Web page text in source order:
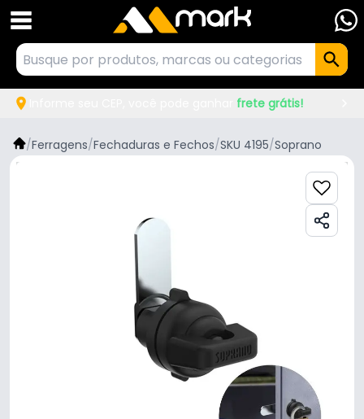
frete grátis!
/Ferragens/Fechaduras e Fechos/SKU 4195/Soprano